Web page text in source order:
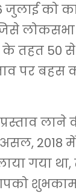
जुलाई को
जिसे
के तहत 50
पर
लाने
गया